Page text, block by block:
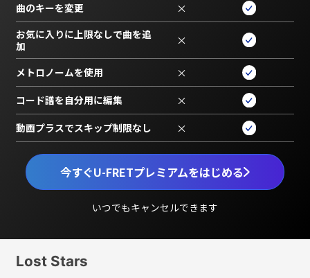
今すぐU-FRETプレミアムをはじめる
いつでもキャンセルできます
曲のキーを変更 ×
お気に入りに上限なしで曲を追
加
×
メトロノームを使用 ×
コード譜を自分用に編集 ×
動画プラスでスキップ制限なし ×
Lost Stars